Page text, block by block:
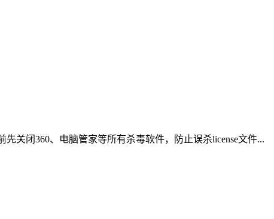
关闭360、电脑管家等所有杀毒软件，防止误杀license文件...